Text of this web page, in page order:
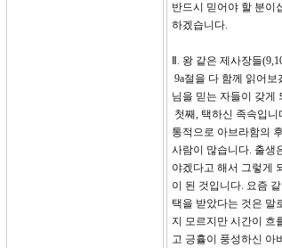
반드시 믿어야 할 분이
하겠습니다.
Ⅱ. 왕 같은 제사장들
9a절을 다 함께 읽어
님을 믿는 자들이 갖게
첫째, 택하신 족속입
통적으로 아브라함의
사람이 많습니다. 출생
야겠다고 해서 그렇게
이 된 것입니다. 요즘
택을 받았다는 것은 말
지 모르지만 시간이 흐
고 긍휼이 풍성하신 아